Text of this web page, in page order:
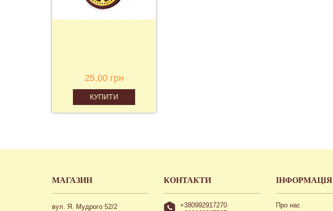
25,00 грн
КУПИТИ
МАГАЗИН
вул. Я. Мудрого 52/2
КОНТАКТИ
+380992917270
ІНФОРМАЦІЯ
Про нас